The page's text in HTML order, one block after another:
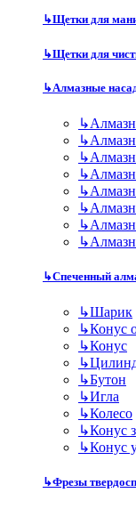
↳Щетки для
↳Щетки для
↳Алмазные
↳
↳
↳
↳
↳
↳
↳
↳
↳Спеченный
↳Шарик
↳Конус
↳Конус
↳
↳Бутон
↳Игла
↳Колесо
↳Конус
↳Конус
↳Фрезы